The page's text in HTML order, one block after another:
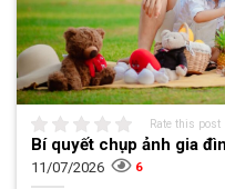
Rate this post
Bí quyết chụp ảnh gia
11/07/2026 6